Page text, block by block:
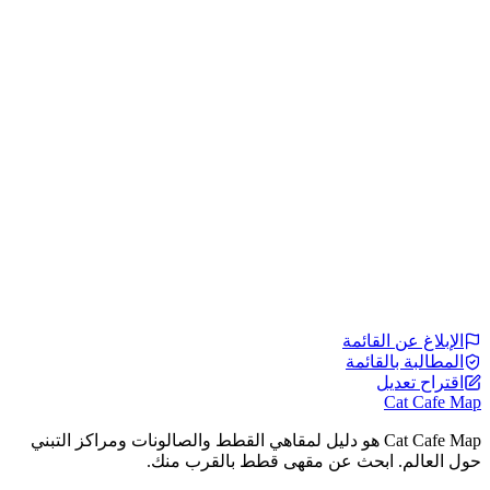
الإبلاغ عن القائمة
المطالبة بالقائمة
اقتراح تعديل
Cat Cafe Map
Cat Cafe Map هو دليل لمقاهي القطط والصالونات ومراكز التبني
حول العالم. ابحث عن مقهى قطط بالقرب منك.